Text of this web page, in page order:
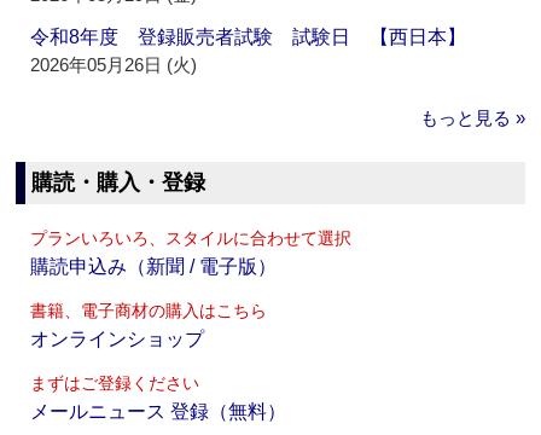
令和8年度 登録販売者試験 試験日 【西日本】
2026年05月26日 (火)
もっと見る »
購読・購入・登録
プランいろいろ、スタイルに合わせて選択
購読申込み（新聞 / 電子版）
書籍、電子商材の購入はこちら
オンラインショップ
まずはご登録ください
メールニュース 登録（無料）